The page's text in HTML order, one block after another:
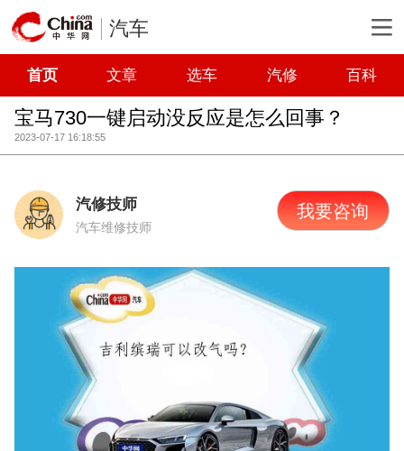
汽车
首页 文章 选车 汽修 百科
宝马730一键启动没反应是怎么回事？
2023-07-17 16:18:55
汽修技师
汽车维修技师
我要咨询